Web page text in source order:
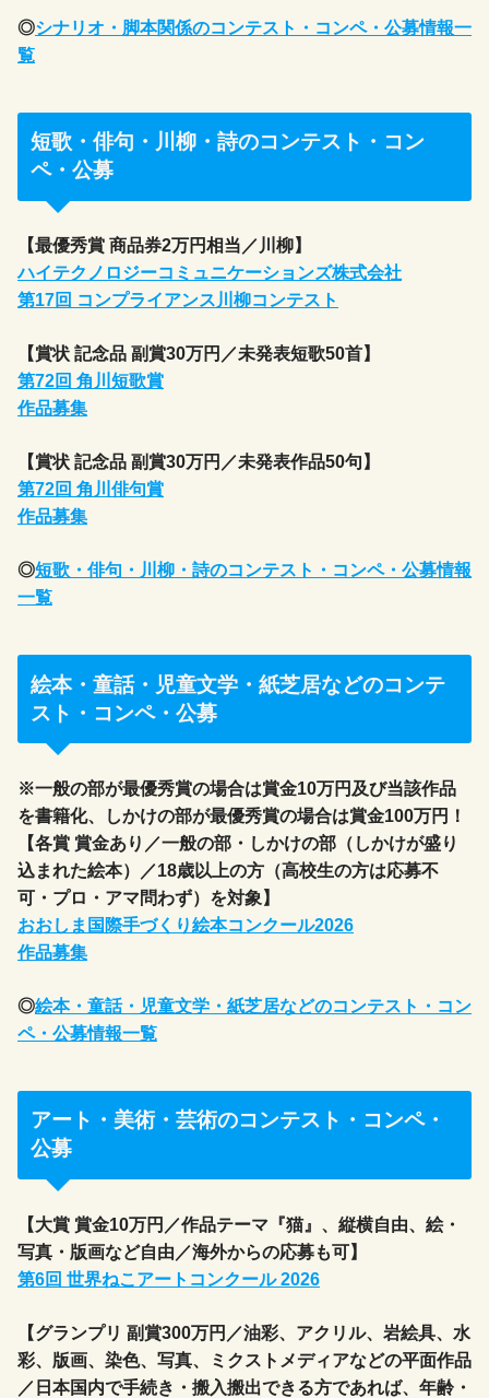
◎シナリオ・脚本関係のコンテスト・コンペ・公募情報一
覧
短歌・俳句・川柳・詩のコンテスト・コン
ペ・公募
【最優秀賞 商品券2万円相当／川柳】
ハイテクノロジーコミュニケーションズ株式会社
第17回 コンプライアンス川柳コンテスト
【賞状 記念品 副賞30万円／未発表短歌50首】
第72回 角川短歌賞
作品募集
【賞状 記念品 副賞30万円／未発表作品50句】
第72回 角川俳句賞
作品募集
◎短歌・俳句・川柳・詩のコンテスト・コンペ・公募情報
一覧
絵本・童話・児童文学・紙芝居などのコンテ
スト・コンペ・公募
※一般の部が最優秀賞の場合は賞金10万円及び当該作品
を書籍化、しかけの部が最優秀賞の場合は賞金100万円！
【各賞 賞金あり／一般の部・しかけの部（しかけが盛り
込まれた絵本）／18歳以上の方（高校生の方は応募不
可・プロ・アマ問わず）を対象】
おおしま国際手づくり絵本コンクール2026
作品募集
◎絵本・童話・児童文学・紙芝居などのコンテスト・コン
ペ・公募情報一覧
アート・美術・芸術のコンテスト・コンペ・
公募
【大賞 賞金10万円／作品テーマ『猫』、縦横自由、絵・
写真・版画など自由／海外からの応募も可】
第6回 世界ねこアートコンクール 2026
【グランプリ 副賞300万円／油彩、アクリル、岩絵具、水
彩、版画、染色、写真、ミクストメディアなどの平面作品
／日本国内で手続き・搬入搬出できる方であれば、年齢・